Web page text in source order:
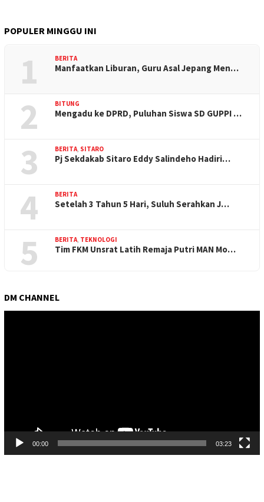
POPULER MINGGU INI
1 BERITA
Manfaatkan Liburan, Guru Asal Jepang Men…
2 BITUNG
Mengadu ke DPRD, Puluhan Siswa SD GUPPI …
3 BERITA, SITARO
Pj Sekdakab Sitaro Eddy Salindeho Hadiri…
4 BERITA
Setelah 3 Tahun 5 Hari, Suluh Serahkan J…
5 BERITA, TEKNOLOGI
Tim FKM Unsrat Latih Remaja Putri MAN Mo…
DM CHANNEL
00:00 03:23